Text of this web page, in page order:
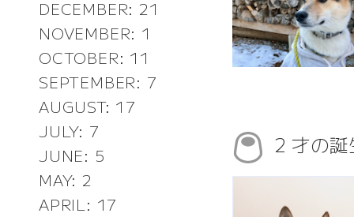
DECEMBER: 21
NOVEMBER: 1
OCTOBER: 11
SEPTEMBER: 7
AUGUST: 17
JULY: 7
JUNE: 5
MAY: 2
APRIL: 17
2 才の